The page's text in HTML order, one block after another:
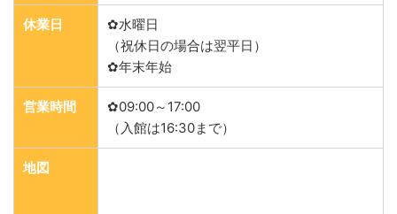
休業日
✿水曜日
（祝休日の場合は翌平日）
✿年末年始
営業時間
✿09:00～17:00
（入館は16:30まで）
地図